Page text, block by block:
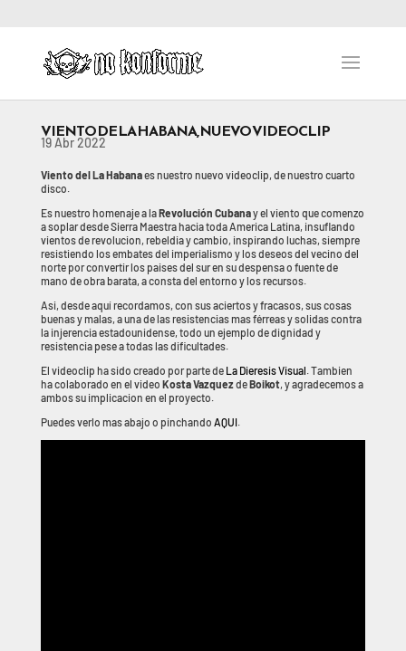
VIENTO DE LA HABANA, NUEVO VIDEOCLIP
19 Abr 2022
Viento del La Habanaes nuestro nuevo videoclip, de nuestro cuarto
disco.
Es nuestro homenaje a laRevolución Cubanay el viento que comenzo
a soplar desde Sierra Maestra hacia toda America Latina, insuflando
vientos de revolucion, rebeldia y cambio, inspirando luchas, siempre
resistiendo los embates del imperialismo y los deseos del vecino del
norte por convertir los paises del sur en su despensa o fuente de
mano de obra barata, a consta del entorno y los recursos.
Asi, desde aquí recordamos, con sus aciertos y fracasos, sus cosas
buenas y malas, a una de las resistencias mas férreas y solidas contra
la injerencia estadounidense, todo un ejemplo de dignidad y
resistencia pese a todas las dificultades.
El videoclip ha sido creado por parte de La Dieresis Visual. Tambien
ha colaborado en el video Kosta VazquezdeBoikot, y agradecemos a
ambos su implicacion en el proyecto.
Puedes verlo mas abajo o pinchando AQUI.